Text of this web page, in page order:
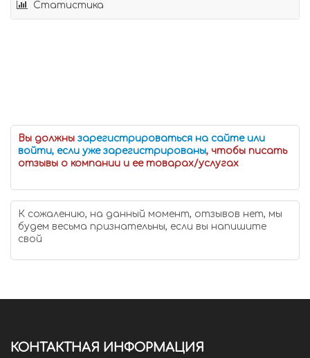
Статистика
Вы должны зарегистрироваться на сайте или
войти, если уже зарегистрированы, чтобы писать
отзывы о компании и ее товарах/услугах
К сожалению, на данный момент, отзывов нет, мы
будем весьма признательны, если вы напишите
свой
КОНТАКТНАЯ ИНФОРМАЦИЯ